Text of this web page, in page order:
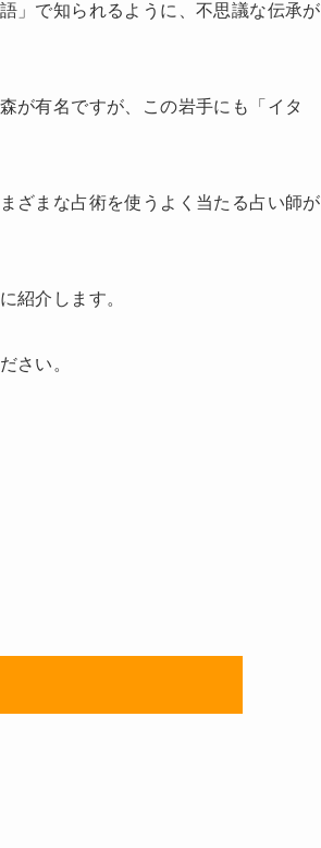
」で知られるように、不思議な伝承が
が有名ですが、この岩手にも「イタ
ざまな占術を使うよく当たる占い師が
紹介します。
さい。